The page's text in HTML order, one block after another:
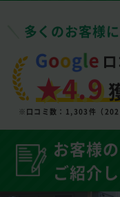
多くのお客様
★4.9
※口コミ数：1,303件（
お客様
ご紹介